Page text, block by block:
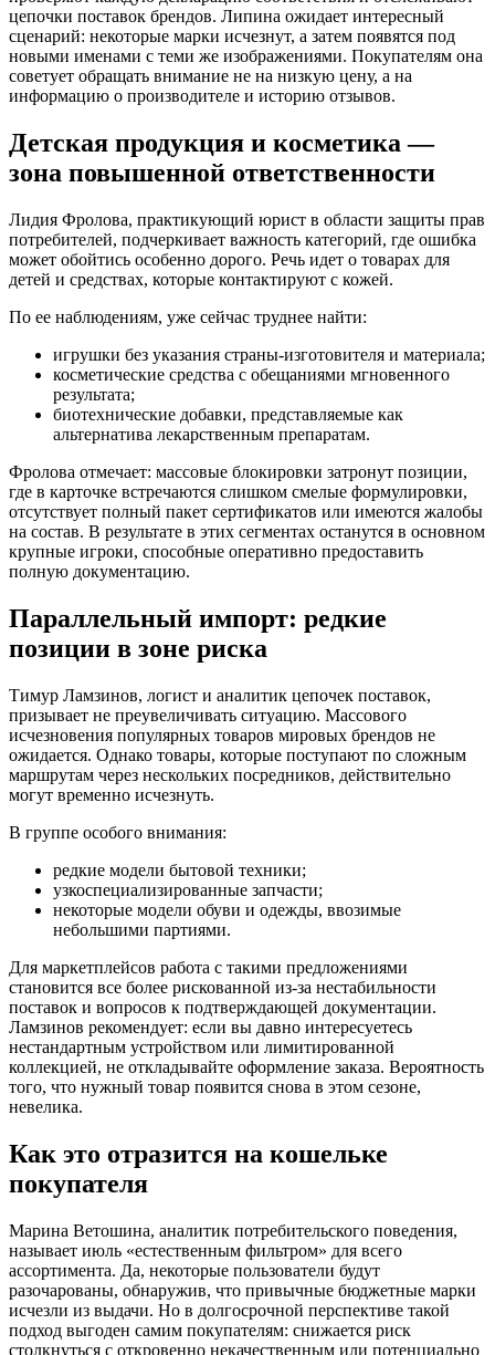
цепочки поставок брендов. Липина ожидает интересный
сценарий: некоторые марки исчезнут, а затем появятся под
новыми именами с теми же изображениями. Покупателям она
советует обращать внимание не на низкую цену, а на
информацию о производителе и историю отзывов.
Детская продукция и косметика —
зона повышенной ответственности
Лидия Фролова, практикующий юрист в области защиты прав
потребителей, подчеркивает важность категорий, где ошибка
может обойтись особенно дорого. Речь идет о товарах для
детей и средствах, которые контактируют с кожей.
По ее наблюдениям, уже сейчас труднее найти:
игрушки без указания страны-изготовителя и материала;
косметические средства с обещаниями мгновенного
результата;
биотехнические добавки, представляемые как
альтернатива лекарственным препаратам.
Фролова отмечает: массовые блокировки затронут позиции,
где в карточке встречаются слишком смелые формулировки,
отсутствует полный пакет сертификатов или имеются жалобы
на состав. В результате в этих сегментах останутся в основном
крупные игроки, способные оперативно предоставить
полную документацию.
Параллельный импорт: редкие
позиции в зоне риска
Тимур Ламзинов, логист и аналитик цепочек поставок,
призывает не преувеличивать ситуацию. Массового
исчезновения популярных товаров мировых брендов не
ожидается. Однако товары, которые поступают по сложным
маршрутам через нескольких посредников, действительно
могут временно исчезнуть.
В группе особого внимания:
редкие модели бытовой техники;
узкоспециализированные запчасти;
некоторые модели обуви и одежды, ввозимые
небольшими партиями.
Для маркетплейсов работа с такими предложениями
становится все более рискованной из-за нестабильности
поставок и вопросов к подтверждающей документации.
Ламзинов рекомендует: если вы давно интересуетесь
нестандартным устройством или лимитированной
коллекцией, не откладывайте оформление заказа. Вероятность
того, что нужный товар появится снова в этом сезоне,
невелика.
Как это отразится на кошельке
покупателя
Марина Ветошина, аналитик потребительского поведения,
называет июль «естественным фильтром» для всего
ассортимента. Да, некоторые пользователи будут
разочарованы, обнаружив, что привычные бюджетные марки
исчезли из выдачи. Но в долгосрочной перспективе такой
подход выгоден самим покупателям: снижается риск
столкнуться с откровенно некачественным или потенциально